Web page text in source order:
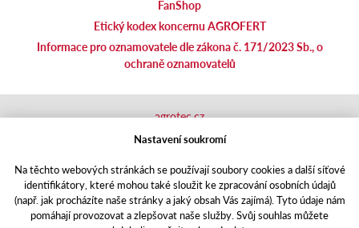
FanShop
Etický kodex koncernu AGROFERT
Informace pro oznamovatele dle zákona č. 171/2023 Sb., o
ochraně oznamovatelů
agrotec.cz
agrics.sk
shop.agrics.cz
traktorbazar.cz
eshop.agrics.cz/cs
Nastavení soukromí
Na těchto webových stránkách se používají soubory cookies a další síťové
identifikátory, které mohou také sloužit ke zpracování osobních údajů
(např. jak procházíte naše stránky a jaký obsah Vás zajímá). Tyto údaje nám
pomáhají provozovat a zlepšovat naše služby. Svůj souhlas můžete